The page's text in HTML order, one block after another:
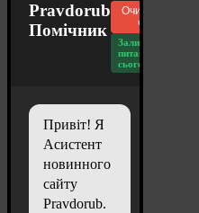
Pravdorub
Помічник
Очистити
чат
Залишилось
питань
сьогодні: 20
Привіт! Я
Асистент
новинного
сайту
Pravdorub.